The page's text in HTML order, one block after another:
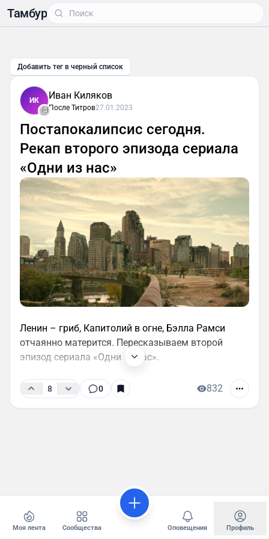
Тамбур
Добавить тег в черный список
ИК Иван Киляков
После Титров27.01.2023
Постапокалипсис сегодня.
Рекап второго эпизода сериала
«Одни из нас»
Ленин – гриб, Капитолий в огне, Бэлла Рамси
отчаянно матерится. Пересказываем второй
эпизод сериала «Одни из нас».
8 0 832
Моя лента Сообщества Оповещения Профиль